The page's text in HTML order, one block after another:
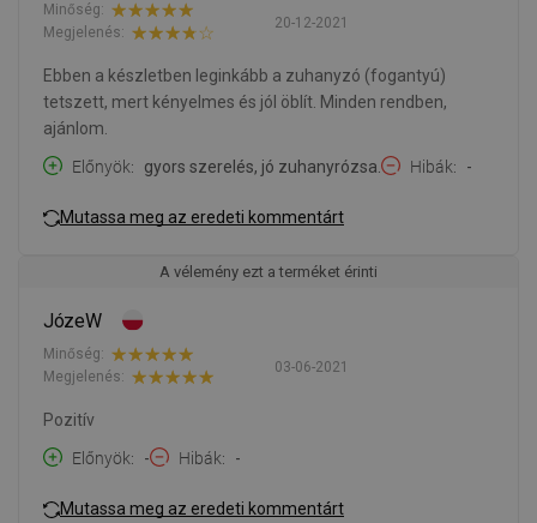
20-12-2021
Minőség:
Megjelenés:
Ebben a készletben leginkább a zuhanyzó (fogantyú)
tetszett, mert kényelmes és jól öblít. Minden rendben,
ajánlom.
Előnyök
gyors szerelés, jó zuhanyrózsa. Hibák -
Mutassa meg az eredeti kommentárt
A vélemény ezt a terméket érinti
JózeW
03-06-2021
Minőség:
Megjelenés:
Pozitív
Előnyök
- Hibák -
Mutassa meg az eredeti kommentárt